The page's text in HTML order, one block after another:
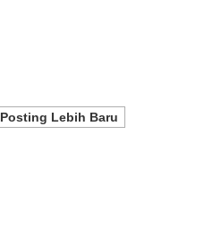
Posting Lebih Baru